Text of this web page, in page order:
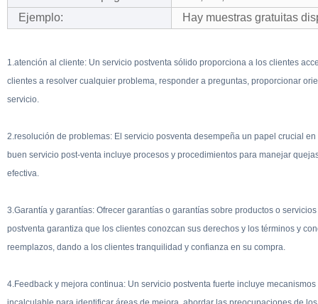
Ejemplo:
Hay muestras gratuitas
1.atención al cliente: Un servicio postventa sólido proporciona a los clientes
clientes a resolver cualquier problema, responder a preguntas, proporcionar
servicio.
2.resolución de problemas: El servicio posventa desempeña un papel crucial
buen servicio post-venta incluye procesos y procedimientos para manejar
efectiva.
3.Garantía y garantías: Ofrecer garantías o garantías sobre productos o
postventa garantiza que los clientes conozcan sus derechos y los términos y
reemplazos, dando a los clientes tranquilidad y confianza en su compra.
4.Feedback y mejora continua: Un servicio postventa fuerte incluye